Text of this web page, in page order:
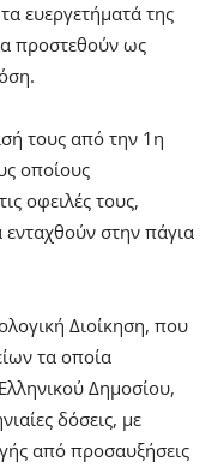
ευεργετήματά της
προστεθούν ως
τους από την 1η
οποίους
οφειλές τους,
στην πάγια
Διοίκηση, που
τα οποία
Δημοσίου,
δόσεις, με
από προσαυξήσεις